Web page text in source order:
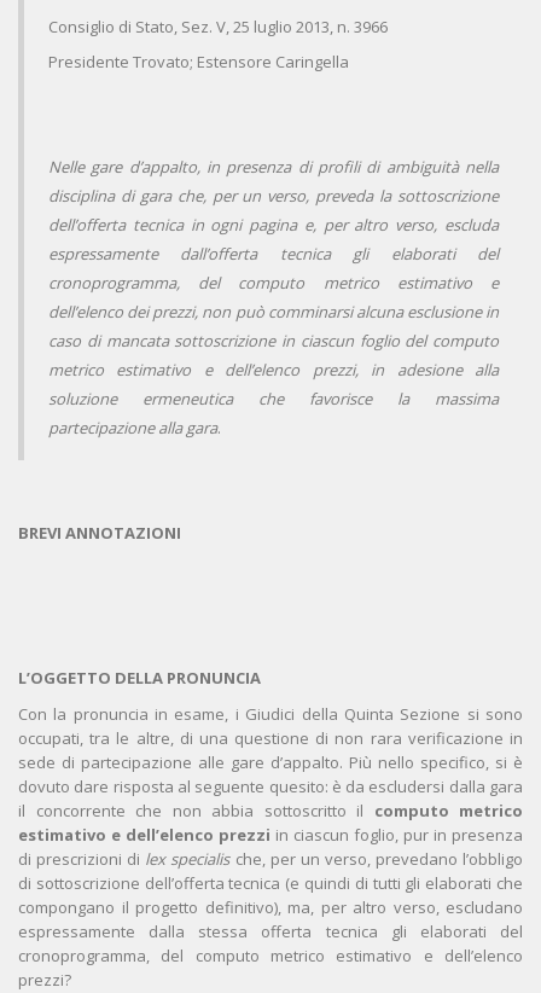
Consiglio di Stato, Sez. V, 25 luglio 2013, n. 3966
Presidente Trovato; Estensore Caringella
Nelle gare d’appalto, in presenza di profili di ambiguità nella
disciplina di gara che, per un verso, preveda la sottoscrizione
dell’offerta tecnica in ogni pagina e, per altro verso, escluda
espressamente dall’offerta tecnica gli elaborati del
cronoprogramma, del computo metrico estimativo e
dell’elenco dei prezzi, non può comminarsi alcuna esclusione in
caso di mancata sottoscrizione in ciascun foglio del computo
metrico estimativo e dell’elenco prezzi, in adesione alla
soluzione ermeneutica che favorisce la massima
partecipazione alla gara.
BREVI ANNOTAZIONI
L’OGGETTO DELLA PRONUNCIA
Con la pronuncia in esame, i Giudici della Quinta Sezione si sono
occupati, tra le altre, di una questione di non rara verificazione in
sede di partecipazione alle gare d’appalto. Più nello specifico, si è
dovuto dare risposta al seguente quesito: è da escludersi dalla gara
il concorrente che non abbia sottoscritto il computo metrico
estimativo e dell’elenco prezzi in ciascun foglio, pur in presenza
di prescrizioni di lex specialische, per un verso, prevedano l’obbligo
di sottoscrizione dell’offerta tecnica (e quindi di tutti gli elaborati che
compongano il progetto definitivo), ma, per altro verso, escludano
espressamente dalla stessa offerta tecnica gli elaborati del
cronoprogramma, del computo metrico estimativo e dell’elenco
prezzi?